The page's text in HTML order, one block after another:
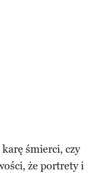
śmierci, czy
że portrety i